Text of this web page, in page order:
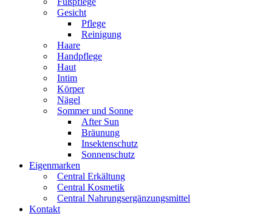
Gesicht
Pflege
Reinigung
Haare
Handpflege
Haut
Intim
Körper
Nägel
Sommer und Sonne
After Sun
Bräunung
Insektenschutz
Sonnenschutz
Eigenmarken
Central Erkältung
Central Kosmetik
Central Nahrungsergänzungsmittel
Kontakt